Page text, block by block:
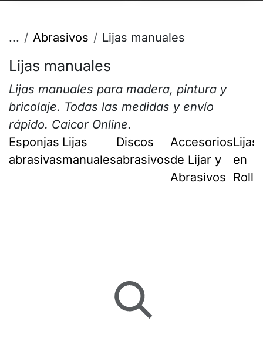
... Abrasivos Lijas manuales
Lijas manuales
Lijas manuales para madera, pintura y
bricolaje. Todas las medidas y envío
rápido. Caicor Online.
Esponjas
abrasivas
Lijas
manuales
Discos
abrasivos
Accesorios
de Lijar y
Abrasivos
Lijas
en
Rollo